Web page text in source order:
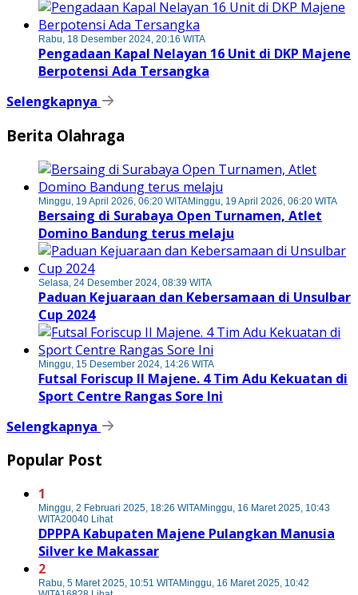
Rabu, 18 Desember 2024, 20:16 WITA
Pengadaan Kapal Nelayan 16 Unit di DKP Majene
Berpotensi Ada Tersangka
Selengkapnya
Berita Olahraga
Minggu, 19 April 2026, 06:20 WITAMinggu, 19 April 2026, 06:20 WITA
Bersaing di Surabaya Open Turnamen, Atlet
Domino Bandung terus melaju
Selasa, 24 Desember 2024, 08:39 WITA
Paduan Kejuaraan dan Kebersamaan di Unsulbar
Cup 2024
Minggu, 15 Desember 2024, 14:26 WITA
Futsal Foriscup II Majene. 4 Tim Adu Kekuatan di
Sport Centre Rangas Sore Ini
Selengkapnya
Popular Post
1
Minggu, 2 Februari 2025, 18:26 WITAMinggu, 16 Maret 2025, 10:43
WITA20040 Lihat
DPPPA Kabupaten Majene Pulangkan Manusia
Silver ke Makassar
2
Rabu, 5 Maret 2025, 10:51 WITAMinggu, 16 Maret 2025, 10:42